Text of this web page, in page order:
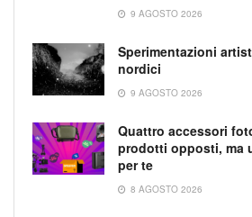
9 AGOSTO 2026
Sperimentazioni
nordici
9 AGOSTO 2026
Quattro accessori
prodotti opposti, ma
per te
8 AGOSTO 2026